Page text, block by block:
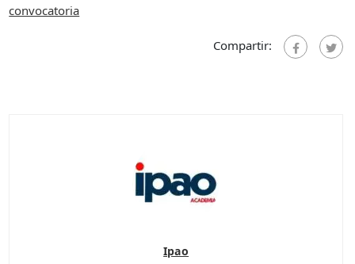
convocatoria
Compartir:
Ipao